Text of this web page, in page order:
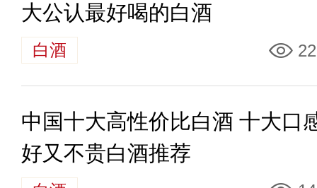
大公认最好喝的白酒
白酒
中国十大高性价比白酒 十大口
好又不贵白酒推荐